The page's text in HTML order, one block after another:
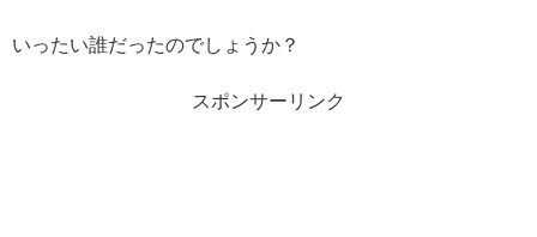
いったい誰だったのでしょうか？
スポンサーリンク